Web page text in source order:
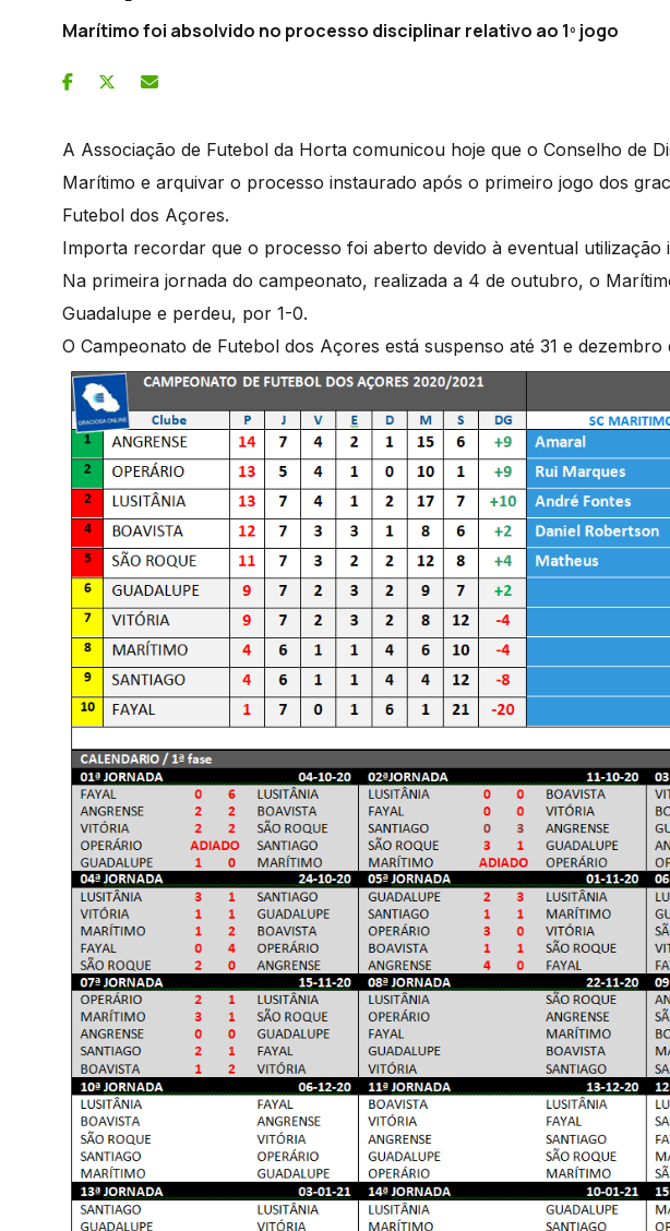
Marítimo foi absolvido no processo disciplinar relativo ao 1º jogo
A Associação de Futebol da Horta comunicou hoje que o Conselho de
Marítimo e arquivar o processo instaurado após o primeiro jogo dos
Futebol dos Açores.
Importa recordar que o processo foi aberto devido à eventual utilização
Na primeira jornada do campeonato, realizada a 4 de outubro, o
Guadalupe e perdeu, por 1-0.
O Campeonato de Futebol dos Açores está suspenso até 31 e dezembro